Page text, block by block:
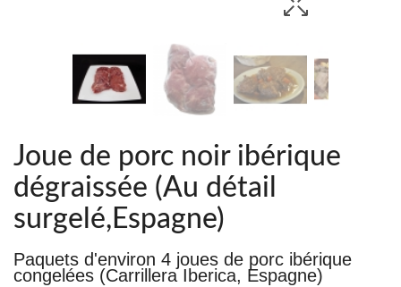
Joue de porc noir ibérique
dégraissée (Au détail
surgelé,Espagne)
Paquets d'environ 4 joues de porc ibérique
congelées (Carrillera Iberica, Espagne)